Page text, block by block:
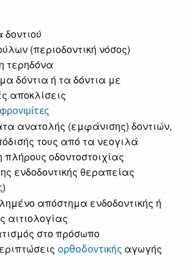
(περιοδοντική νόσος)
τερηδόνα
δόντια ή τα δόντια με
αποκλίσεις
ανατολής (εμφάνισης) δοντιών,
τους από τα νεογιλά
οδοντοστοιχίας
ενδοδοντικής θεραπείας
)
απόστημα ενδοδοντικής ή
αιτιολογίας
στο πρόσωπο
ορθοδοντικής αγωγής